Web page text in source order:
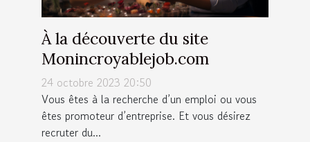
À la découverte du site
Monincroyablejob.com
24 octobre 2023 20:50
Vous êtes à la recherche d’un emploi ou vous
êtes promoteur d’entreprise. Et vous désirez
recruter du...